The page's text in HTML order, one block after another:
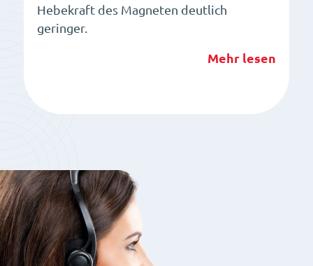
Hebekraft des Magneten deutlich
geringer.
Mehr lesen